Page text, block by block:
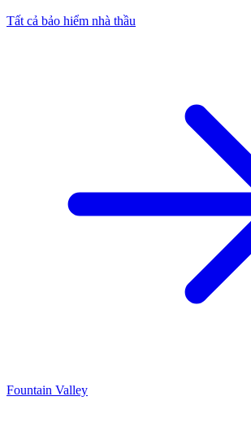
Tất cả bảo hiểm nhà thầu
Fountain Valley